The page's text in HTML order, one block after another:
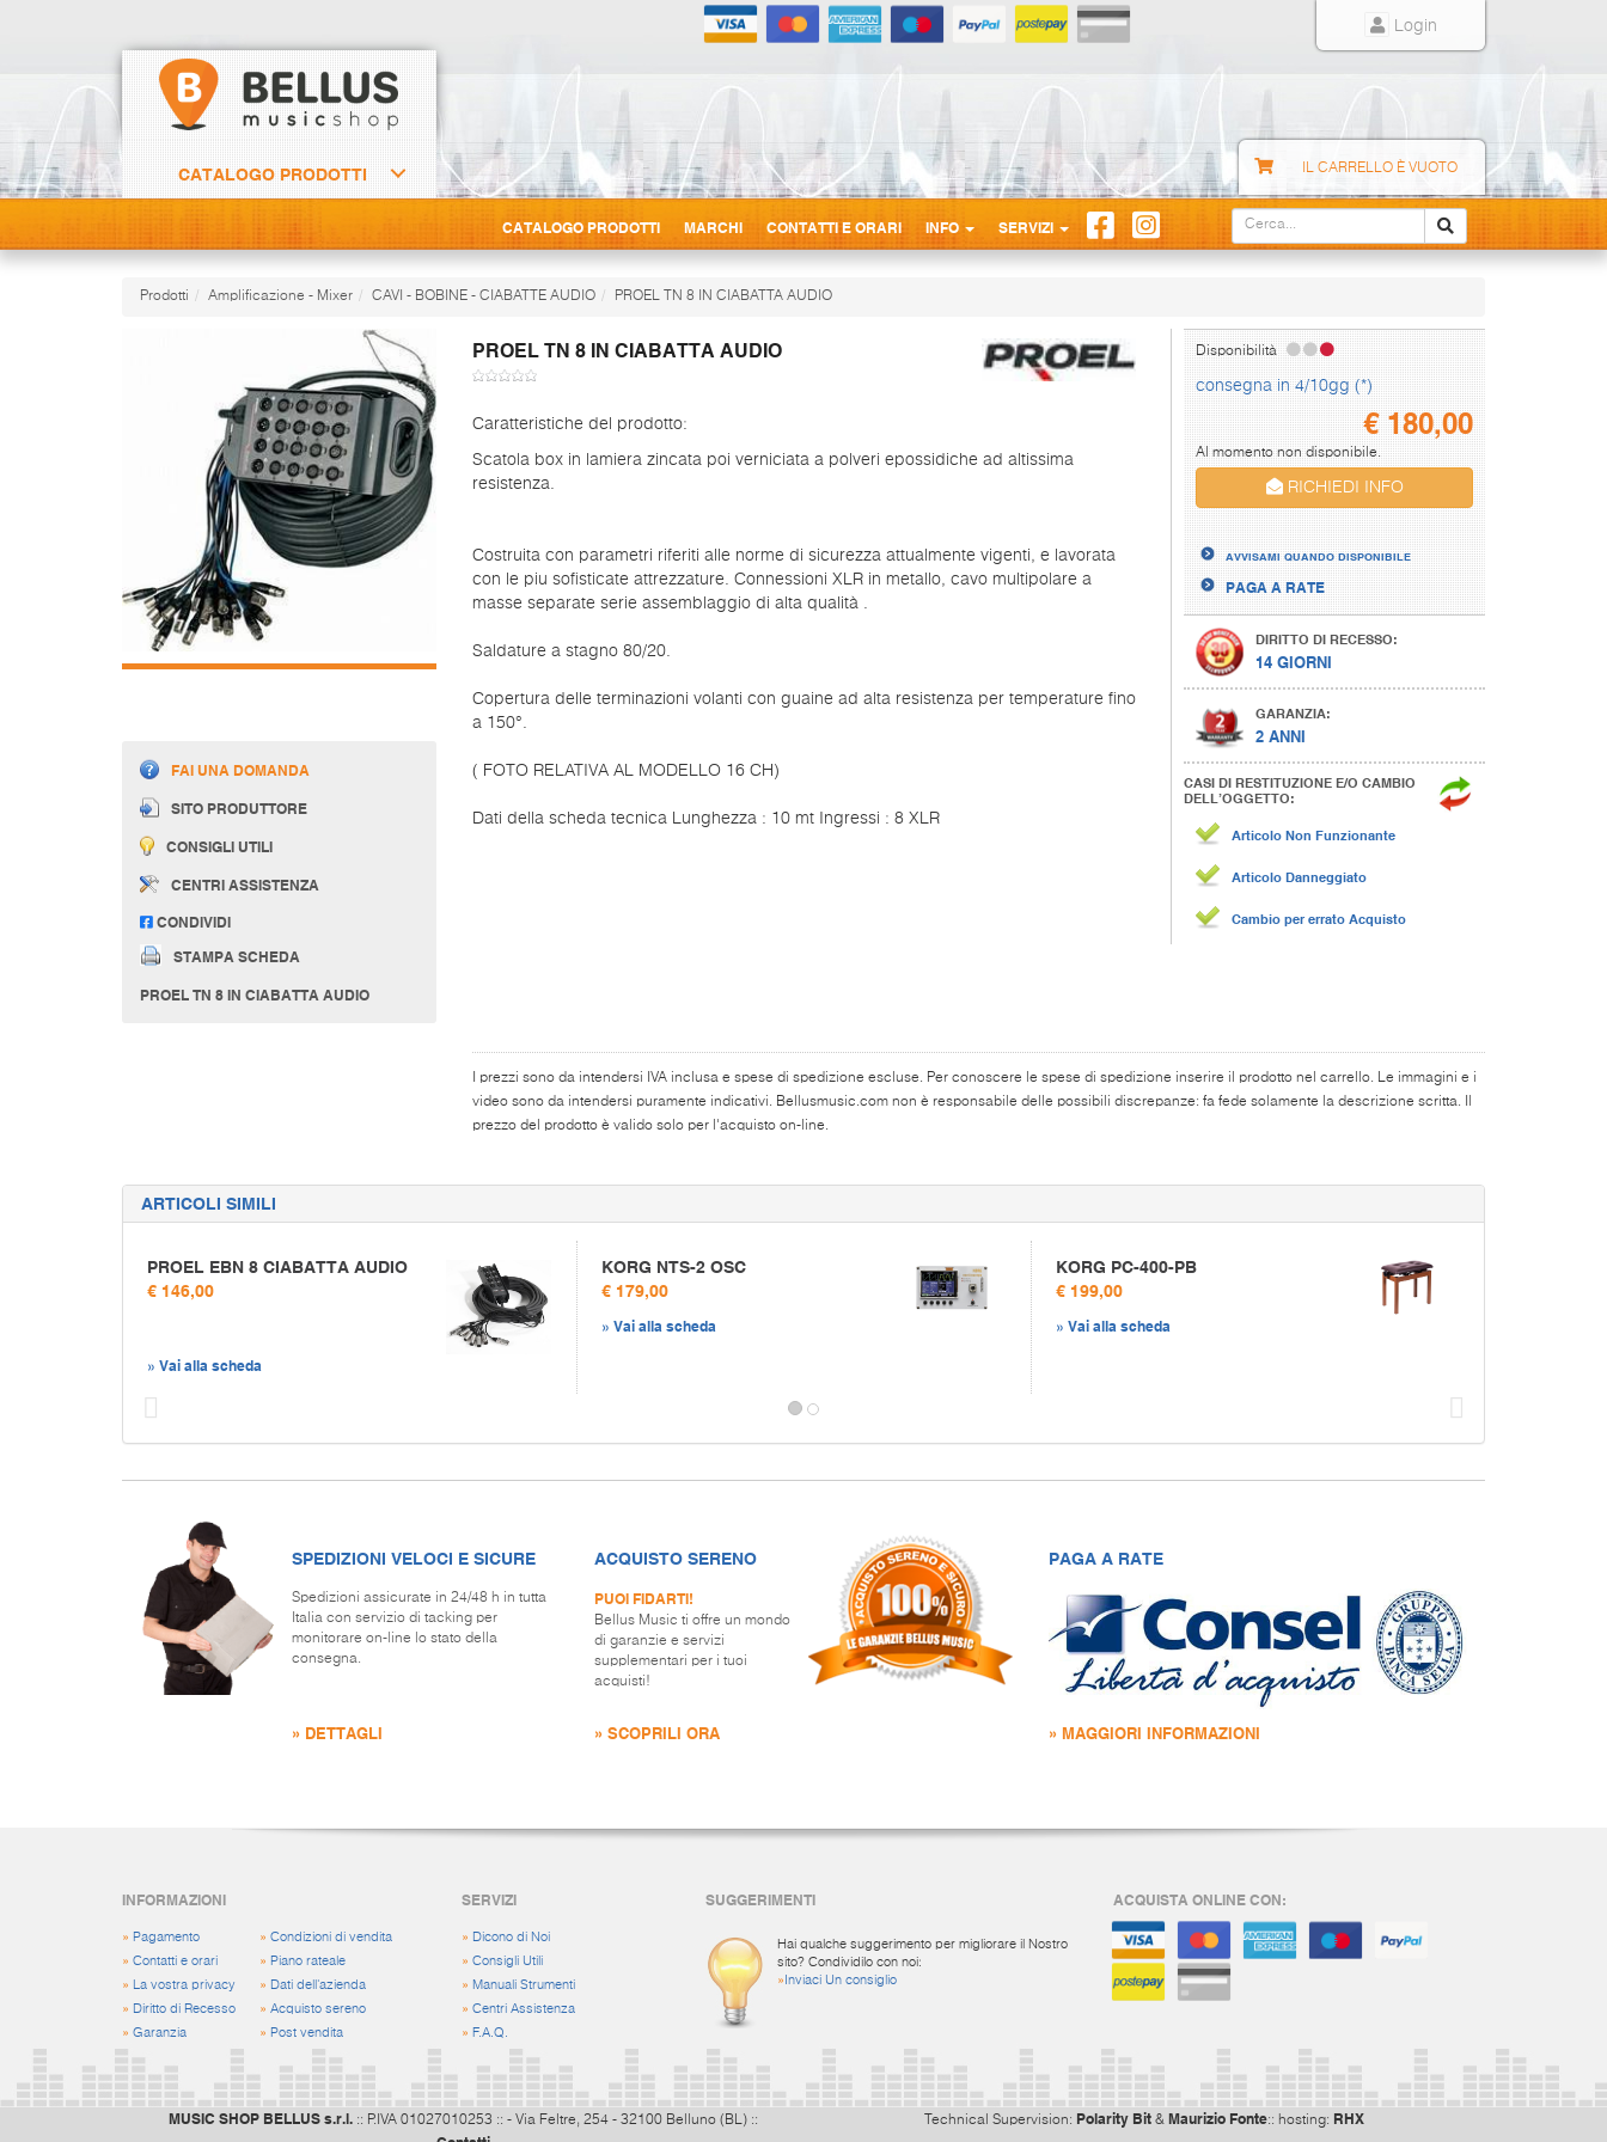
Login
CATALOGO PRODOTTI IL CARRELLO È VUOTO
CATALOGO PRODOTTI MARCHI CONTATTI E ORARI INFO SERVIZI
Prodotti Amplificazione - Mixer CAVI - BOBINE - CIABATTE AUDIO PROEL TN 8 IN CIABATTA AUDIO
PROEL TN 8 IN CIABATTA AUDIO
FAI UNA DOMANDA
SITO PRODUTTORE
CONSIGLI UTILI
CENTRI ASSISTENZA
CONDIVIDI
STAMPA SCHEDA
PROEL TN 8 IN CIABATTA AUDIO
Caratteristiche del prodotto:
Scatola box in lamiera zincata poi verniciata a polveri epossidiche ad altissima
resistenza.
Costruita con parametri riferiti alle norme di sicurezza attualmente vigenti, e lavorata
con le piu sofisticate attrezzature. Connessioni XLR in metallo, cavo multipolare a
masse separate serie assemblaggio di alta qualità .
Saldature a stagno 80/20.
Copertura delle terminazioni volanti con guaine ad alta resistenza per temperature fino
a 150°.
( FOTO RELATIVA AL MODELLO 16 CH)
Dati della scheda tecnica Lunghezza : 10 mt Ingressi : 8 XLR
Disponibilità
consegna in 4/10gg (*)
€180,00
Al momento non disponibile.
RICHIEDI INFO
AVVISAMI QUANDO DISPONIBILE
PAGA A RATE
DIRITTO DI RECESSO:
14 GIORNI
GARANZIA:
2 ANNI
CASI DI RESTITUZIONE E/O CAMBIO
DELL’OGGETTO:
Articolo Non Funzionante
Articolo Danneggiato
Cambio per errato Acquisto
I prezzi sono da intendersi IVA inclusa e spese di spedizione escluse. Per conoscere le spese di spedizione inserire il prodotto nel carrello. Le immagini e i
video sono da intendersi puramente indicativi. Bellusmusic.com non è responsabile delle possibili discrepanze: fa fede solamente la descrizione scritta. Il
prezzo del prodotto è valido solo per l'acquisto on-line.
ARTICOLI SIMILI
PROEL EBN 8 CIABATTA AUDIO
€ 146,00
» Vai alla scheda
KORG NTS-2 OSC
€ 179,00
» Vai alla scheda
KORG PC-400-PB
€ 199,00
» Vai alla scheda
SPEDIZIONI VELOCI E SICURE
Spedizioni assicurate in 24/48 h in tutta
Italia con servizio di tacking per
monitorare on-line lo stato della
consegna.
» DETTAGLI
ACQUISTO SERENO
PUOI FIDARTI!
Bellus Music ti offre un mondo
di garanzie e servizi
supplementari per i tuoi
acquisti!
» SCOPRILI ORA
PAGA A RATE
» MAGGIORI INFORMAZIONI
INFORMAZIONI
» Pagamento
» Contatti e orari
»
La vostra privacy
» Diritto di Recesso
» Garanzia
» Condizioni di vendita
» Piano rateale
» Dati dell'azienda
» Acquisto sereno
» Post vendita
SERVIZI
» Dicono di Noi
»Consigli Utili
» Manuali Strumenti
»Centri Assistenza
» F.A.Q.
SUGGERIMENTI
Hai qualche suggerimento per migliorare il Nostro
sito? Condividilo con noi:
» Inviaci Un consiglio
ACQUISTA ONLINE CON:
MUSIC SHOP BELLUS s.r.l.:: P.IVA 01027010253 :: - Via Feltre, 254 - 32100 Belluno (BL) :: Technical Supervision: Polarity Bit & Maurizio Fonte:: hosting: RHX